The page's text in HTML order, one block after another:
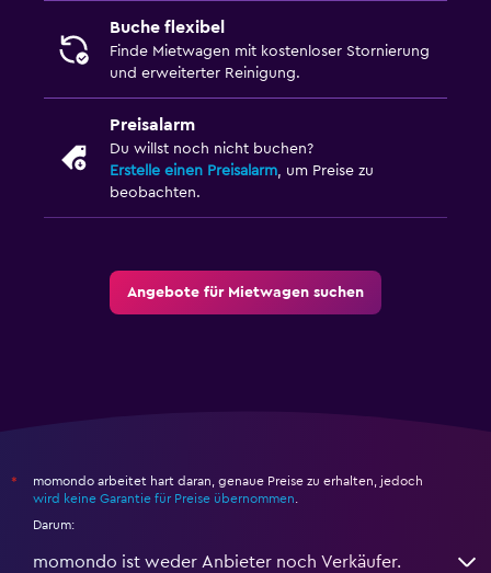
Buche flexibel
Finde Mietwagen mit kostenloser Stornierung
und erweiterter Reinigung.
Preisalarm
Du willst noch nicht buchen?
Erstelle einen Preisalarm, um Preise zu
beobachten.
Angebote für Mietwagen suchen
*
momondo arbeitet hart daran, genaue Preise zu erhalten, jedoch
wird keine Garantie für Preise übernommen.
Darum:
momondo ist weder Anbieter noch Verkäufer.